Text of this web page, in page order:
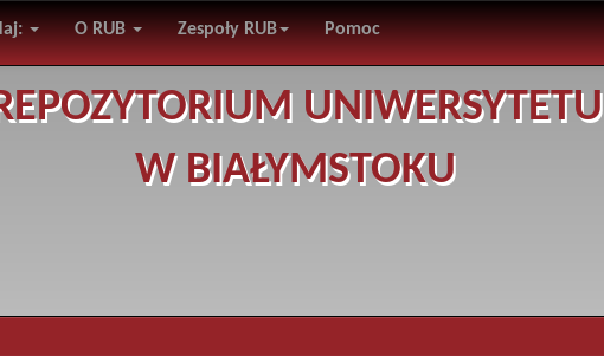
O RUB Zespoły RUB Pomoc
UNIWERSYTETU
W BIAŁYMSTOKU